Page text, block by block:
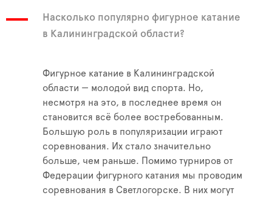
Насколько популярно фигурное катание
в Калининградской области?
Фигурное катание в Калининградской
области — молодой вид спорта. Но,
несмотря на это, в последнее время он
становится всё более востребованным.
Большую роль в популяризации играют
соревнования. Их стало значительно
больше, чем раньше. Помимо турниров от
Федерации фигурного катания мы проводим
соревнования в Светлогорске. В них могут